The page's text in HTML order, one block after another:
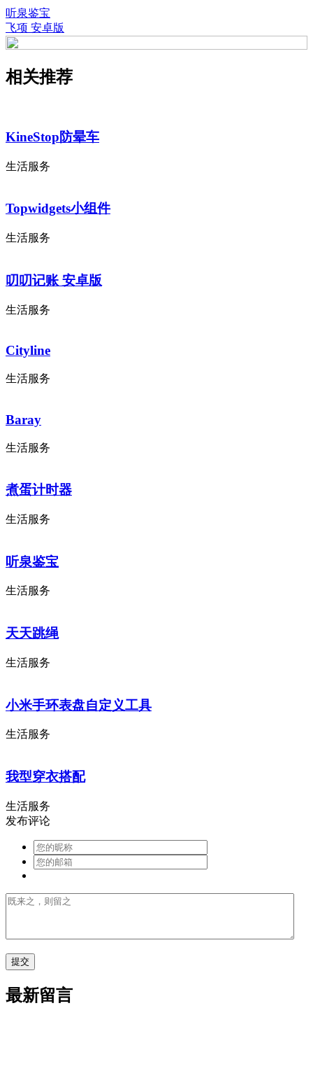
听泉鉴宝
飞项 安卓版
相关推荐
KineStop防晕车
生活服务
Topwidgets小组件
生活服务
叨叨记账 安卓版
生活服务
Cityline
生活服务
Baray
生活服务
煮蛋计时器
生活服务
听泉鉴宝
生活服务
天天跳绳
生活服务
小米手环表盘自定义工具
生活服务
我型穿衣搭配
生活服务
发布评论
最新留言